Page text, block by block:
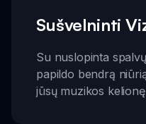
Sušvelninti
Su nuslopinta
papildo bendrą
jūsų muzikos